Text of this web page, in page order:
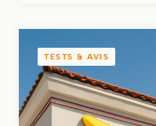
TESTS & AVIS